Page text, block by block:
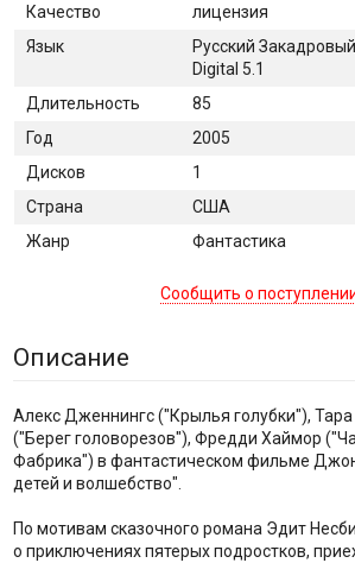
Качество
лицензия
Язык
Русский
Digital 5.1
Длительность
85
Год
2005
Дисков
1
Страна
США
Жанр
Фантастика
Сообщить о
Описание
Алекс Дженнингс ("Крылья голубки"),
("Берег головорезов"), Фредди Хаймор
Фабрика") в фантастическом фильме
детей и волшебство".
По мотивам сказочного романа Эдит
о приключениях пятерых подростков,